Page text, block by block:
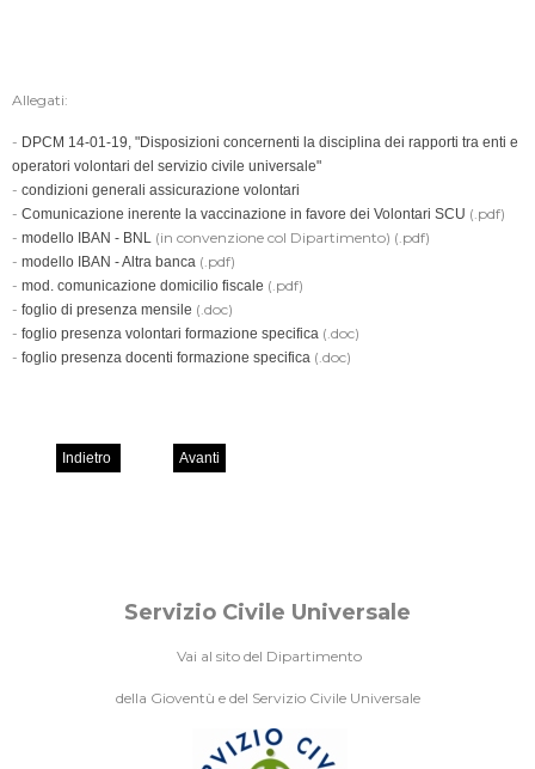
Allegati:
- DPCM 14-01-19, "Disposizioni concernenti la disciplina dei rapporti tra enti e
operatori volontari del servizio civile universale"
- condizioni generali assicurazione volontari
- Comunicazione inerente la vaccinazione in favore dei Volontari SCU (.pdf)
- modello IBAN - BNL (in convenzione col Dipartimento) (.pdf)
- modello IBAN - Altra banca (.pdf)
- mod. comunicazione domicilio fiscale (.pdf)
- foglio di presenza mensile (.doc)
- foglio presenza volontari formazione specifica (.doc)
- foglio presenza docenti formazione specifica (.doc)
Indietro Avanti
Servizio Civile Universale
Vai al sito del Dipartimento
della Gioventù e del Servizio Civile Universale